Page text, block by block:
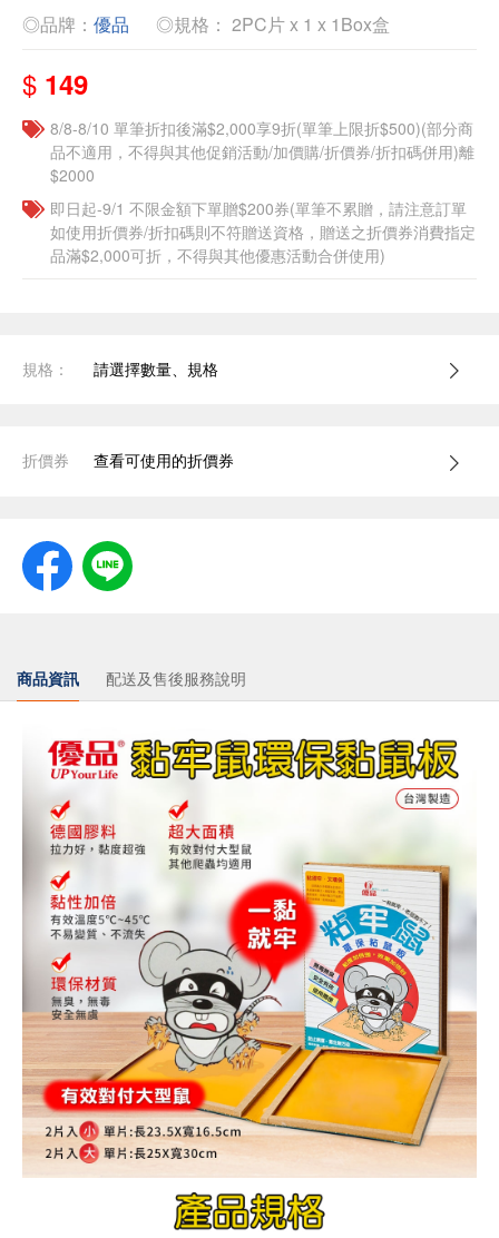
◎品牌： 優品 ◎規格： 2PC片 x 1 x 1Box盒
$ 149
8/8-8/10 單筆折扣後滿$2,000享9折(單筆上限折$500)(部分商
品不適用，不得與其他促銷活動/加價購/折價券/折扣碼併用)離
$2000
即日起-9/1 不限金額下單贈$200券(單筆不累贈，請注意訂單
如使用折價券/折扣碼則不符贈送資格，贈送之折價券消費指定
品滿$2,000可折，不得與其他優惠活動合併使用)
規格： 請選擇數量、規格
折價券 查看可使用的折價券
商品資訊 配送及售後服務說明